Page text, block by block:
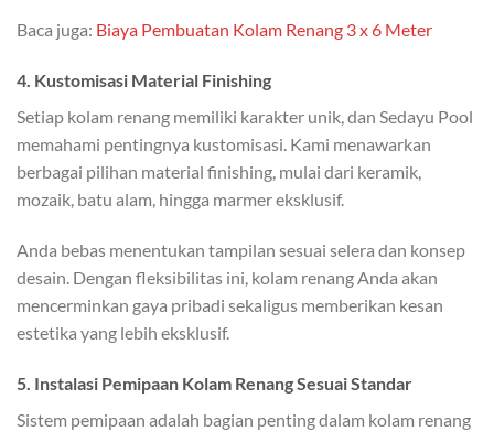
Baca juga: Biaya Pembuatan Kolam Renang 3 x 6 Meter
4. Kustomisasi Material Finishing
Setiap kolam renang memiliki karakter unik, dan Sedayu Pool
memahami pentingnya kustomisasi. Kami menawarkan
berbagai pilihan material finishing, mulai dari keramik,
mozaik, batu alam, hingga marmer eksklusif.
Anda bebas menentukan tampilan sesuai selera dan konsep
desain. Dengan fleksibilitas ini, kolam renang Anda akan
mencerminkan gaya pribadi sekaligus memberikan kesan
estetika yang lebih eksklusif.
5. Instalasi Pemipaan Kolam Renang Sesuai Standar
Sistem pemipaan adalah bagian penting dalam kolam renang